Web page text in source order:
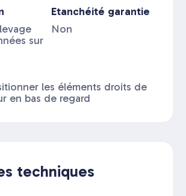
sur
Etanchéité garantie
Non
les éléments droits de
en bas de regard
techniques